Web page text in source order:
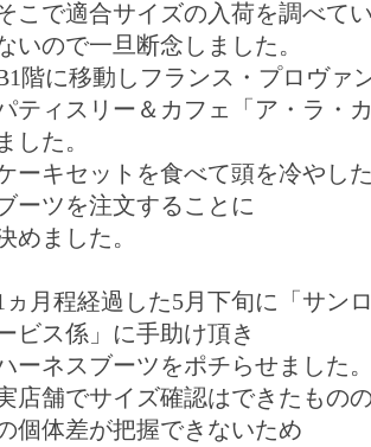
こで適合サイズの入荷を調べて
いので一旦断念しました。
階に移動しフランス・プロヴァ
ティスリー＆カフェ「ア・ラ・
ました。
ーキセットを食べて頭を冷やし
ーツを注文することに
めました。
ヵ月程経過した5月下旬に「サン
ビス係」に手助け頂き
ーネスブーツをポチらせました
店舗でサイズ確認はできたもの
個体差が把握できないため